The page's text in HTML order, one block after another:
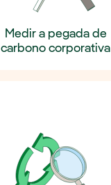
Medir a pegada de
carbono corporativa